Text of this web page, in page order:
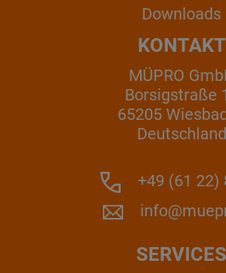
Downloads
KONTAKT
MÜPRO
Borsigstraße
65205
Deutschland
+49 (61 22)
SERVICES